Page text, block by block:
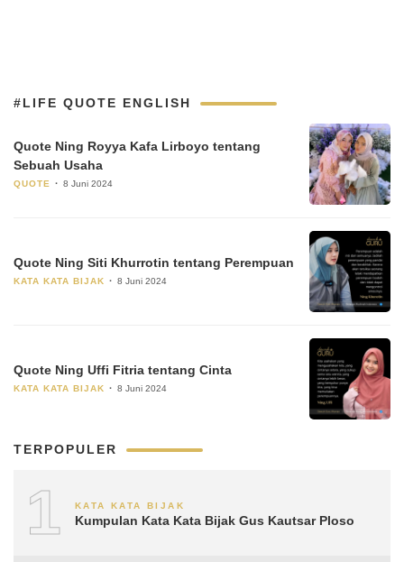
#LIFE QUOTE ENGLISH
Quote Ning Royya Kafa Lirboyo tentang
Sebuah Usaha
QUOTE 8 Juni 2024
Quote Ning Siti Khurrotin tentang Perempuan
KATA KATA BIJAK 8 Juni 2024
Quote Ning Uffi Fitria tentang Cinta
KATA KATA BIJAK 8 Juni 2024
TERPOPULER
1 KATA KATA BIJAK
Kumpulan Kata Kata Bijak Gus Kautsar Ploso